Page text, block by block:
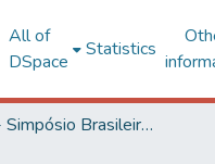
All of
DSpace
Statistics
SBQP - Simpósio Brasileiro de Qualidade do Projeto no Ambiente Construído